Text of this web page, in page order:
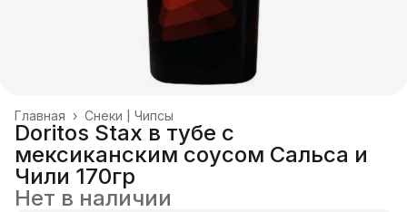
Снеки | Чипсы
Главная ›
Doritos Stax в тубе с
мексиканским соусом Сальса и
Чили 170гр
Нет в наличии